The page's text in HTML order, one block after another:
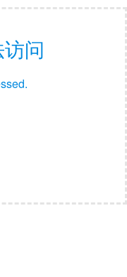
问